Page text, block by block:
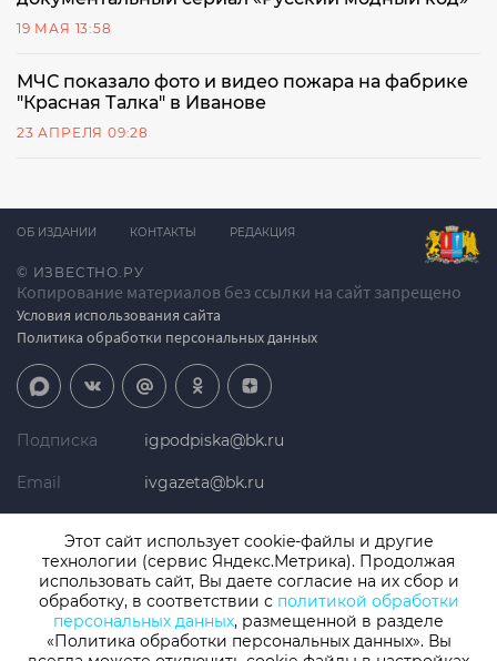
19 МАЯ 13:58
МЧС показало фото и видео пожара на фабрике
"Красная Талка" в Иванове
23 АПРЕЛЯ 09:28
© ИЗВЕСТНО.РУ
Копирование материалов без ссылки на сайт запрещено
Условия использования сайта
Политика обработки персональных данных
ОБ ИЗДАНИИ КОНТАКТЫ РЕДАКЦИЯ
Подписка igpodpiska@bk.ru
Email ivgazeta@bk.ru
Телефон +7 (4932) 41-94-81
СМИ: Izvestno.ru. Реестровая запись 08.11.2019 серия ЭЛ № ФС 77 -
77192, зарегистрировано Роскомнадзором
Этот сайт использует cookie-файлы и другие
технологии (сервис Яндекс.Метрика). Продолжая
использовать сайт, Вы даете согласие на их сбор и
обработку, в соответствии с политикой обработки
персональных данных, размещенной в разделе
«Политика обработки персональных данных». Вы